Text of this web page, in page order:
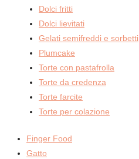
Dolci fritti
Dolci lievitati
Gelati semifreddi e sorbetti
Plumcake
Torte con pastafrolla
Torte da credenza
Torte farcite
Torte per colazione
Finger Food
Gatto